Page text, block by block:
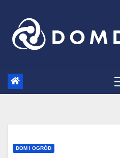
content
DOM I OGRÓD